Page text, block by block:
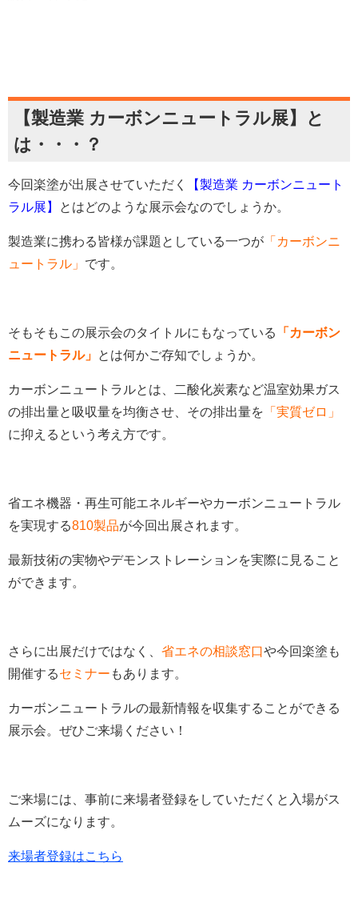
【製造業 カーボンニュートラル展】と
は・・・？
今回楽塗が出展させていただく
【製造業 カーボンニュート
ラル展】
とはどのような展示会なのでしょうか。
製造業に携わる皆様が課題としている一つが 「カーボンニ
ュートラル」 です。
そもそもこの展示会のタイトルにもなっている
「カーボン
ニュートラル」 とは何かご存知でしょうか。
カーボンニュートラルとは、二酸化炭素など温室効果ガス
の排出量と吸収量を均衡させ、その排出量を 「実質ゼロ」
に抑えるという考え方です。
省エネ機器・再生可能エネルギーやカーボンニュートラル
を実現する810製品が今回出展されます。
最新技術の実物やデモンストレーションを実際に見ること
ができます。
さらに出展だけではなく、 省エネの相談窓口や今回楽塗も
開催するセミナー もあります。
カーボンニュートラルの最新情報を収集することができる
展示会。ぜひご来場ください！
ご来場には、事前に来場者登録をしていただくと入場がス
ムーズになります。
来場者登録はこちら